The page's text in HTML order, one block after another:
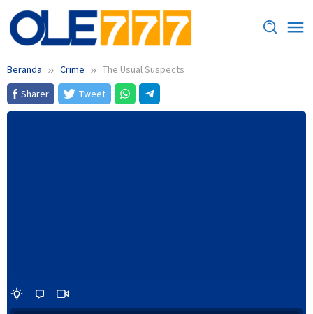
Loncat
ke
konten
Beranda Crime
The Usual Suspects
Sharer
Tweet